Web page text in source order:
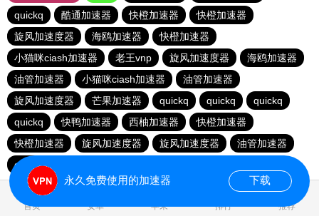
quickq
酷通加速器 快橙加速器
快橙加速器
旋风加速度器
海鸥加速器
快橙加速器
小猫咪ciash加速器
老王vnp 旋风加速度器
海鸥加速器
油管加速器
小猫咪ciash加速器
油管加速器
旋风加速度器
芒果加速器 quickq quickq
quickq
quickq
快鸭加速器 西柚加速器
快橙加速器
快橙加速器
旋风加速度器 旋风加速度器
油管加速器
quickq
首页 安卓 苹果 排行 推荐
永久免费使用的加速器 下载